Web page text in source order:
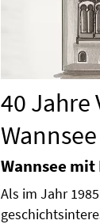
40 Jahre
Wannsee
Wannsee
Als im Jahr